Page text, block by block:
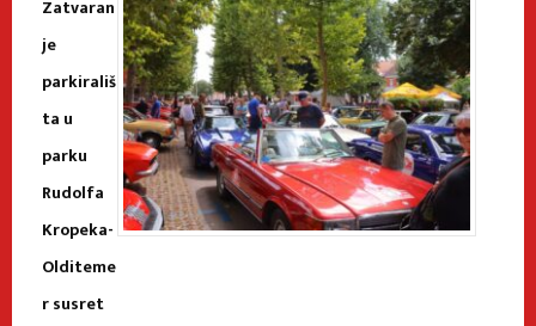
Zatvaran
je
parkirališ
ta u
parku
Rudolfa
Kropeka-
Olditeme
r susret